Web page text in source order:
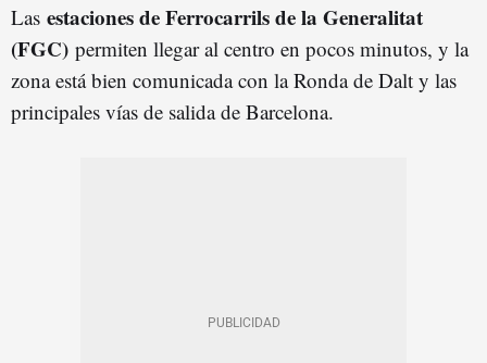
Las estaciones de Ferrocarrils de la Generalitat
(FGC) permiten llegar al centro en pocos minutos, y la
zona está bien comunicada con la Ronda de Dalt y las
principales vías de salida de Barcelona.